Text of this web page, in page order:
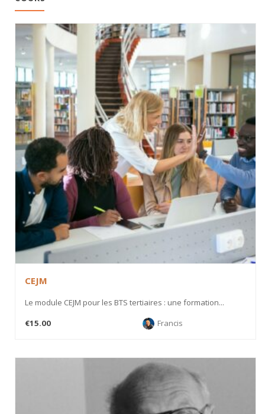
CEJM
Le module CEJM pour les BTS tertiaires : une formation...
€15.00
Francis